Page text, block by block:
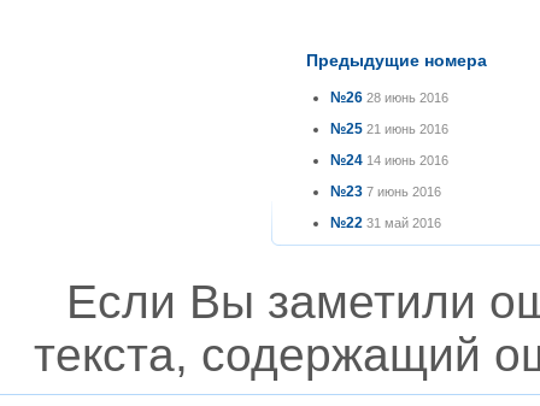
Предыдущие номера
№26 28 июнь 2016
№25 21 июнь 2016
№24 14 июнь 2016
№23 7 июнь 2016
№22 31 май 2016
Если Вы заметили
текста, содержащий